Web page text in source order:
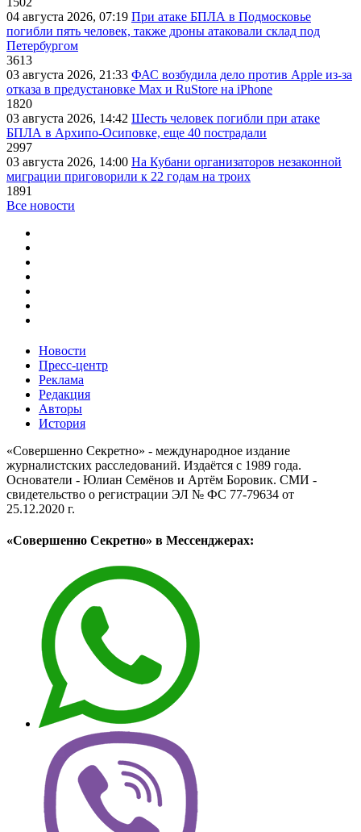
04 августа 2026, 07:19 При атаке БПЛА в Подмосковье
погибли пять человек, также дроны атаковали склад под
Петербургом
3613
03 августа 2026, 21:33 ФАС возбудила дело против Apple из-за
отказа в предустановке Max и RuStore на iPhone
1820
03 августа 2026, 14:42 Шесть человек погибли при атаке
БПЛА в Архипо-Осиповке, еще 40 пострадали
2997
03 августа 2026, 14:00 На Кубани организаторов незаконной
миграции приговорили к 22 годам на троих
1891
Все новости
Новости
Пресс-центр
Реклама
Редакция
Авторы
История
«Совершенно Секретно» - международное издание
журналистских расследований. Издаётся с 1989 года.
Основатели - Юлиан Семёнов и Артём Боровик. CМИ -
свидетельство о регистрации ЭЛ № ФС 77-79634 от
25.12.2020 г.
«Совершенно Секретно» в Мессенджерах: